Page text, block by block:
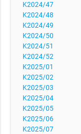
K2024/47
K2024/48
K2024/49
K2024/50
K2024/51
K2024/52
K2025/01
K2025/02
K2025/03
K2025/04
K2025/05
K2025/06
K2025/07